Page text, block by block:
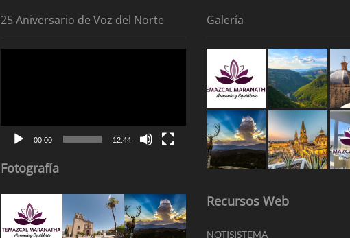
25 Aniversario de Voz del Norte
00:00 12:44
Fotografía
Galería
Recursos Web
NOTISISTEMA